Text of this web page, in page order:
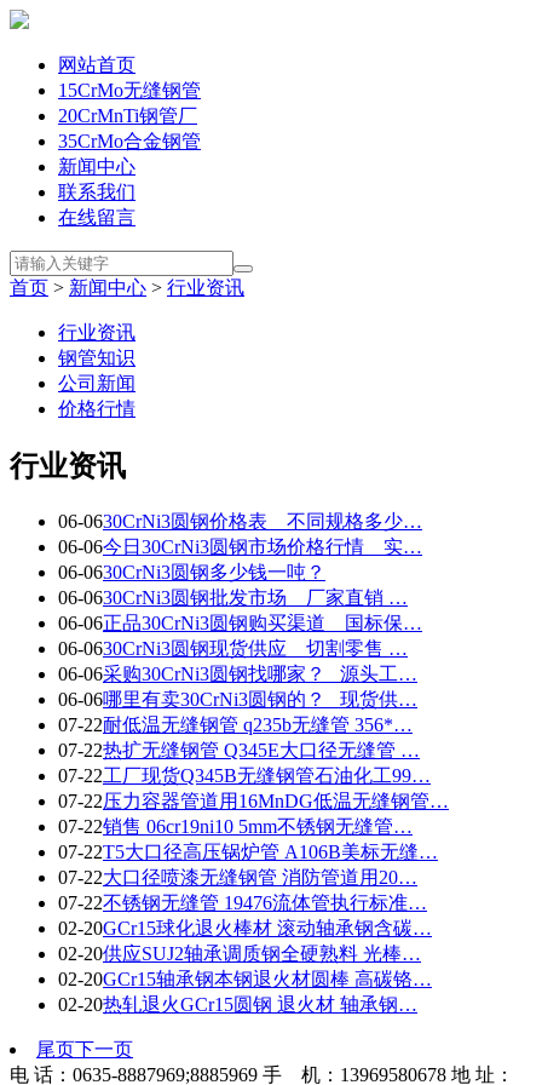
网站首页
15CrMo无缝钢管
20CrMnTi钢管厂
35CrMo合金钢管
新闻中心
联系我们
在线留言
首页 > 新闻中心 > 行业资讯
行业资讯
钢管知识
公司新闻
价格行情
行业资讯
06-0630CrNi3圆钢价格表 _ 不同规格多少…
06-06今日30CrNi3圆钢市场价格行情 _ 实…
06-0630CrNi3圆钢多少钱一吨？
06-0630CrNi3圆钢批发市场 _ 厂家直销 …
06-06正品30CrNi3圆钢购买渠道 _ 国标保…
06-0630CrNi3圆钢现货供应 _ 切割零售 …
06-06采购30CrNi3圆钢找哪家？_ 源头工…
06-06哪里有卖30CrNi3圆钢的？_ 现货供…
07-22耐低温无缝钢管 q235b无缝管 356*…
07-22热扩无缝钢管 Q345E大口径无缝管 …
07-22工厂现货Q345B无缝钢管石油化工99…
07-22压力容器管道用16MnDG低温无缝钢管…
07-22销售 06cr19ni10 5mm不锈钢无缝管…
07-22T5大口径高压锅炉管 A106B美标无缝…
07-22大口径喷漆无缝钢管 消防管道用20…
07-22不锈钢无缝管 19476流体管执行标准…
02-20GCr15球化退火棒材 滚动轴承钢含碳…
02-20供应SUJ2轴承调质钢全硬熟料 光棒…
02-20GCr15轴承钢本钢退火材圆棒 高碳铬…
02-20热轧退火GCr15圆钢 退火材 轴承钢…
尾页下一页
电 话：0635-8887969;8885969 手 机：13969580678 地 址：